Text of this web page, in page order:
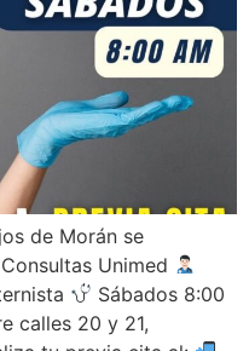
de Morán se
Unimed
Sábados 8:00
calles 20 y 21,